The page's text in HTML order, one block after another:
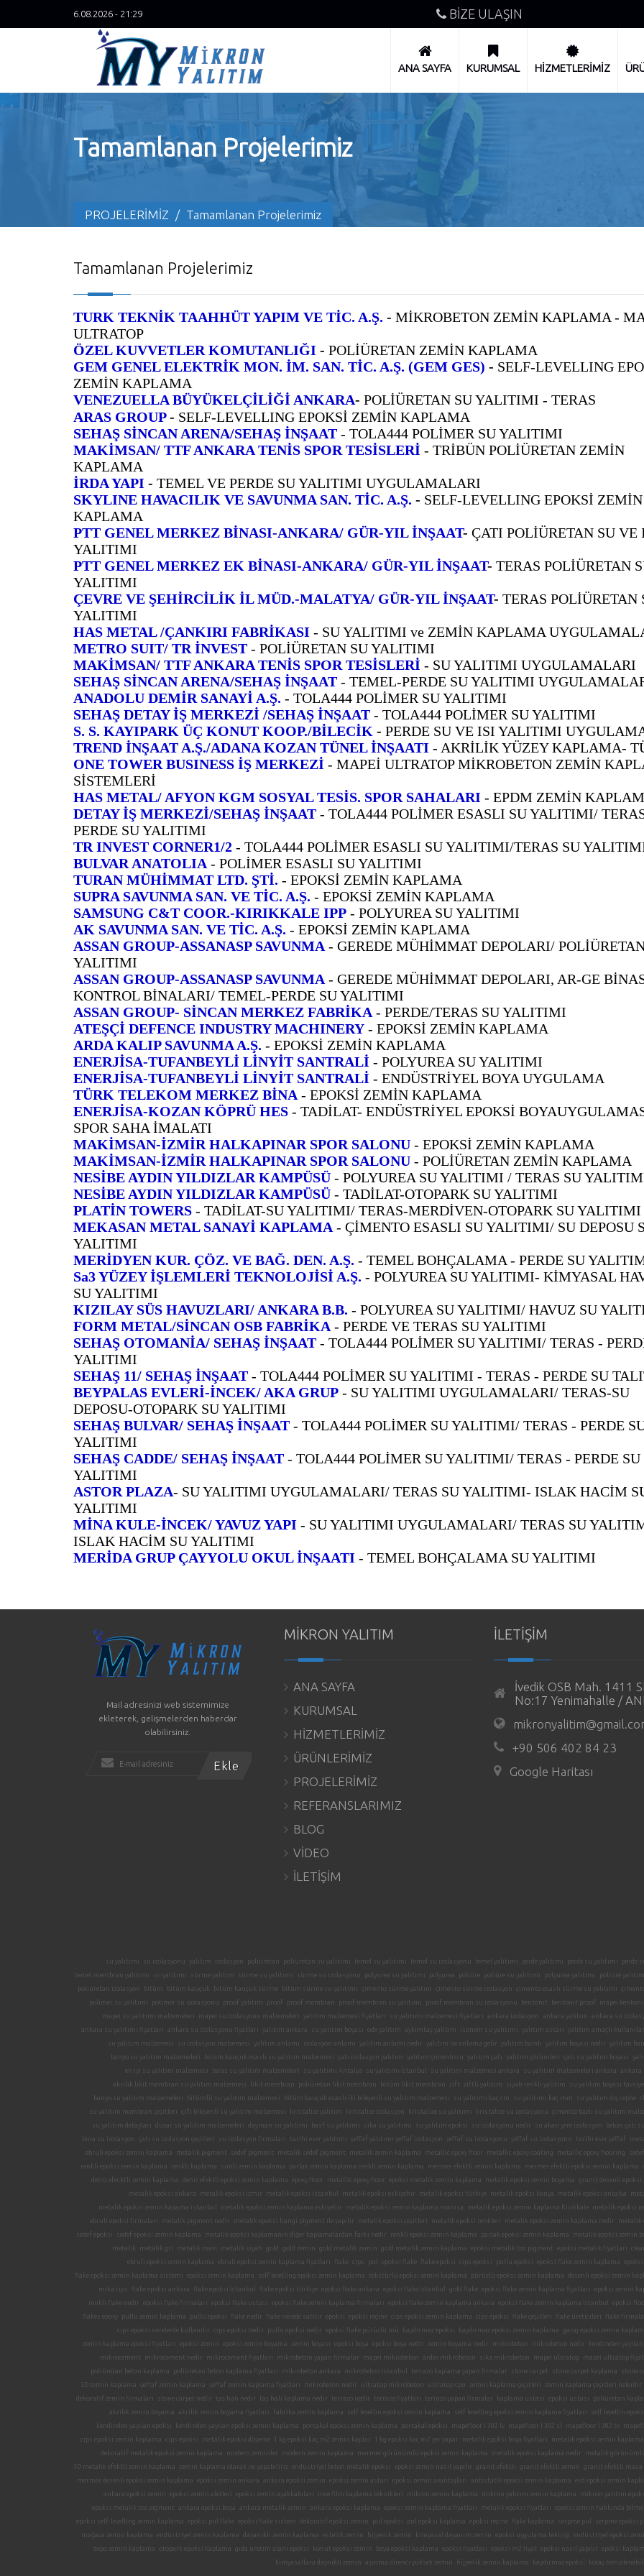
6.08.2026 - 21:29 BİZE ULAŞIN
ANA SAYFA KURUMSAL HİZMETLERİMİZ
Tamamlanan Projelerimiz
PROJELERİMİZ / Tamamlanan Projelerimiz
Tamamlanan Projelerimiz
TURK TEKNİK TAAHHÜT YAPIM VE TİC. A.Ş. - MİKROBETON ZEMİN KAPLAMA -
ULTRATOP
ÖZEL KUVVETLER KOMUTANLIĞI - POLİÜRETAN ZEMİN KAPLAMA
GEM GENEL ELEKTRİK MON. İM. SAN. TİC. A.Ş. (GEM GES) - SELF-LEVELLING
ZEMİN KAPLAMA
VENEZUELLA BÜYÜKELÇİLİĞİ ANKARA- POLİÜRETAN SU YALITIMI - TERAS
ARAS GROUP- SELF-LEVELLING EPOKSİ ZEMİN KAPLAMA
SEHAŞ SİNCAN ARENA/SEHAŞ İNŞAAT - TOLA444 POLİMER SU YALITIMI
MAKİMSAN/ TTF ANKARA TENİS SPOR TESİSLERİ - TRİBÜN POLİÜRETAN ZEMİN
KAPLAMA
İRDA YAPI - TEMEL VE PERDE SU YALITIMI UYGULAMALARI
SKYLINE HAVACILIK VE SAVUNMA SAN. TİC. A.Ş. - SELF-LEVELLING EPOKSİ ZEMİN
KAPLAMA
PTT GENEL MERKEZ BİNASI-ANKARA/ GÜR-YIL İNŞAAT- ÇATI POLİÜRETAN SU VE
YALITIMI
PTT GENEL MERKEZ EK BİNASI-ANKARA/ GÜR-YIL İNŞAAT- TERAS POLİÜRETAN
YALITIMI
ÇEVRE VE ŞEHİRCİLİK İL MÜD.-MALATYA/ GÜR-YIL İNŞAAT- TERAS POLİÜRETAN
YALITIMI
HAS METAL /ÇANKIRI FABRİKASI - SU YALITIMI ve ZEMİN KAPLAMA
METRO SUIT/ TR İNVEST - POLİÜRETAN SU YALITIMI
MAKİMSAN/ TTF ANKARA TENİS SPOR TESİSLERİ - SU YALITIMI UYGULAMALARI
SEHAŞ SİNCAN ARENA/SEHAŞ İNŞAAT - TEMEL-PERDE SU YALITIMI
ANADOLU DEMİR SANAYİ A.Ş. - TOLA444 POLİMER SU YALITIMI
SEHAŞ DETAY İŞ MERKEZİ /SEHAŞ İNŞAAT - TOLA444 POLİMER SU YALITIMI
S. S. KAYIPARK ÜÇ KONUT KOOP./BİLECİK - PERDE SU VE ISI YALITIMI
TREND İNŞAAT A.Ş./ADANA KOZAN TÜNEL İNŞAATI - AKRİLİK YÜZEY KAPLAMA-
ONE TOWER BUSINESS İŞ MERKEZİ - MAPEİ ULTRATOP MİKROBETON ZEMİN
SİSTEMLERİ
HAS METAL/ AFYON KGM SOSYAL TESİS. SPOR SAHALARI - EPDM ZEMİN
DETAY İŞ MERKEZİ/SEHAŞ İNŞAAT - TOLA444 POLİMER ESASLI SU YALITIMI/
PERDE SU YALITIMI
TR INVEST CORNER1/2 - TOLA444 POLİMER ESASLI SU YALITIMI/TERAS SU
BULVAR ANATOLIA - POLİMER ESASLI SU YALITIMI
TURAN MÜHİMMAT LTD. ŞTİ. - EPOKSİ ZEMİN KAPLAMA
SUPRA SAVUNMA SAN. VE TİC. A.Ş. - EPOKSİ ZEMİN KAPLAMA
SAMSUNG C&T COOR.-KIRIKKALE IPP - POLYUREA SU YALITIMI
AK SAVUNMA SAN. VE TİC. A.Ş. - EPOKSİ ZEMİN KAPLAMA
ASSAN GROUP-ASSANASP SAVUNMA - GEREDE MÜHİMMAT DEPOLARI/
YALITIMI
ASSAN GROUP-ASSANASP SAVUNMA - GEREDE MÜHİMMAT DEPOLARI, AR-GE
KONTROL BİNALARI/ TEMEL-PERDE SU YALITIMI
ASSAN GROUP- SİNCAN MERKEZ FABRİKA - PERDE/TERAS SU YALITIMI
ATEŞÇİ DEFENCE INDUSTRY MACHINERY - EPOKSİ ZEMİN KAPLAMA
ARDA KALIP SAVUNMA A.Ş. - EPOKSİ ZEMİN KAPLAMA
ENERJİSA-TUFANBEYLİ LİNYİT SANTRALİ - POLYUREA SU YALITIMI
ENERJİSA-TUFANBEYLİ LİNYİT SANTRALİ - ENDÜSTRİYEL BOYA UYGULAMA
TÜRK TELEKOM MERKEZ BİNA - EPOKSİ ZEMİN KAPLAMA
ENERJİSA-KOZAN KÖPRÜ HES - TADİLAT- ENDÜSTRİYEL EPOKSİ
SPOR SAHA İMALATI
MAKİMSAN-İZMİR HALKAPINAR SPOR SALONU - EPOKSİ ZEMİN KAPLAMA
MAKİMSAN-İZMİR HALKAPINAR SPOR SALONU - POLİÜRETAN ZEMİN KAPLAMA
NESİBE AYDIN YILDIZLAR KAMPÜSÜ - POLYUREA SU YALITIMI / TERAS SU
NESİBE AYDIN YILDIZLAR KAMPÜSÜ - TADİLAT-OTOPARK SU YALITIMI
PLATİN TOWERS - TADİLAT-SU YALITIMI/ TERAS-MERDİVEN-OTOPARK SU YALITIMI
MEKASAN METAL SANAYİ KAPLAMA - ÇİMENTO ESASLI SU YALITIMI/ SU DEPOSU
YALITIMI
MERİDYEN KUR. ÇÖZ. VE BAĞ. DEN. A.Ş. - TEMEL BOHÇALAMA - PERDE SU
Sa3 YÜZEY İŞLEMLERİ TEKNOLOJİSİ A.Ş. - POLYUREA SU YALITIMI- KİMYASAL
SU YALITIMI
KIZILAY SÜS HAVUZLARI/ ANKARA B.B. - POLYUREA SU YALITIMI/ HAVUZ SU
FORM METAL/SİNCAN OSB FABRİKA - PERDE VE TERAS SU YALITIMI
SEHAŞ OTOMANİA/ SEHAŞ İNŞAAT - TOLA444 POLİMER SU YALITIMI/ TERAS -
YALITIMI
SEHAŞ 11/ SEHAŞ İNŞAAT - TOLA444 POLİMER SU YALITIMI - TERAS - PERDE SU
BEYPALAS EVLERİ-İNCEK/ AKA GRUP - SU YALITIMI UYGULAMALARI/ TERAS-SU
DEPOSU-OTOPARK SU YALITIMI
SEHAŞ BULVAR/ SEHAŞ İNŞAAT - TOLA444 POLİMER SU YALITIMI/ TERAS - PERDE
YALITIMI
SEHAŞ CADDE/ SEHAŞ İNŞAAT - TOLA444 POLİMER SU YALITIMI/ TERAS - PERDE SU
YALITIMI
ASTOR PLAZA- SU YALITIMI UYGULAMALARI/ TERAS SU YALITIMI- ISLAK HACİM
YALITIMI
MİNA KULE-İNCEK/ YAVUZ YAPI - SU YALITIMI UYGULAMALARI/ TERAS SU
ISLAK HACİM SU YALITIMI
MERİDA GRUP ÇAYYOLU OKUL İNŞAATI - TEMEL BOHÇALAMA SU YALITIMI
Mail adresinizi web sistemimize
ekleterek, gelişmelerden haberdar
olabilirsiniz.
MİKRON YALITIM
ANA SAYFA
KURUMSAL
HİZMETLERİMİZ
ÜRÜNLERİMİZ
PROJELERİMİZ
REFERANSLARIMIZ
BLOG
VİDEO
İLETİŞİM
İLETİŞİM
İvedik OSB Mah. 1411
No:17 Yenimahalle /
+90 506 402 84 23
Google Haritası
su yalıtımı su izolasyonu yalıtım izolasyon poliüretan poliüretan su yalıtımı temel su yalıtımı temel su izolasyonu temel yalıtımı perde yalıtımı perde su yalıtımı perde
temel membran yalıtımı
ısı yalıtımı sürme yalıtım sürme su yalıtımı sürme su izolasyonu polyurea su yalıtımı polyurea poliüre poliüre su yalıtımı polyurea yalıtımı poliüre
poliüretan izolasyon
bitüm bitüm kauçuk bitüm kauçuk sürme bitüm sürme su yalıtımı çimento sürme yalıtım çimento sürme izolasyon çimento esaslı sürme su yalıtımı
polimer su yalıtımı
polimer su izolasyonu proof yalıtım proof proof membran proof membran su yalıtımı proof membran su izolasyonu bentonit bentonit proof mapei bentonit
mapei su yalıtımı malzemeleri
mapei su izolasyonu malzemeleri yalıtım malzemesi fiyatları su yalıtımı malzemesi fiyatları ankara izolasyon ankara yalıtım ankara su
ankara su yalıtımı fiyatları ankara su izolasyonu fiyatları yalıtım ankara su yalıtım boyası ode yalıtım aykimtaş yalıtım isonem su yalıtımı yalıtım astarı yalıtım amaçlı
su yalıtım malzemesi
su izolasyon malzemesi yalıtım anlamı izolasyon anlamı yalıtım anlamı nedir yalıtım ne anlama gelir yalıtım bandı yalıtım boyası nedir yalıtım
banyo su yalıtım malzemeleri
bitüm kauçuk esaslı su yalıtım malzemesi çatı izolasyon yalıtım yalıtım çimentosu yalıtım çatı yalıtım çözümleri çatı su yalıtım boyası
en iyi su yalıtım malzemesi
teras su yalıtım malzemeleri su yalıtımı Antalya su yalıtımı İstanbul su yalıtım malzemesi ankara su yalıtım malzemeleri ankara ankara
akrilik likit membran su yalıtım malzemesi
likit membran poliüretan likit membran bitüm likit membran zift ziftli yalıtım siyah renkli yalıtım su yalıtım boyası tavsiye
banyo su yalıtım malzemeleri
bitümlü su yalıtım malzemesi bitüm kauçuk esaslı iki bileşenli su yalıtım malzemesi su yalıtımı kaç cm su yalıtımı kaç mm su yalıtım dış cephe
su yalıtım membran çeşitleri çift bileşenli su yalıtım malzemesi kristalize yalıtım kristalize izolasyon kristalize su yalıtımı kristalize su izolasyonu çimento bazlı su yalıtım
su yalıtım detayları duvar su yalıtım malzemeleri dayman su yalıtımı basf su yalıtımı sika su yalıtımı su yalıtım epoksi su izolasyonu nedir su akan yere izolasyon beton çatı
bina su izolasyon çatı su izolasyon çeşitleri su izolasyon firmaları tarihi eser yalıtımı şeffaf yalıtımı şeffaf izolasyon şeffaf su izolasyonu şeffaf su izolasyonu tarihi eser şeffaf
ebruli epoksi zemin kaplama
metalik pigment sedef pigment metalik sedef pigment metalik zemin kaplama metallic epoxy floor metallic epoxy coating metallic epoxy flooring
renkli epoksi zemin kaplama
renkli kaplama simli zemin kaplama parlak zemin kaplama renkli zemin kaplama mermer efektli zemin kaplama mermer efektli epoksi zemin kaplama
deniz efecktli zemin kaplama deniz efektli epoksi zemin kaplama epoxy floor metallic epoxy floor epoksi metalik zemin kaplama metalik epoksi zemin boyama granit desenli epoksi
metalik epoksi ankara
metalik epoksi izmir metalik epoksi istanbul metalik epoksi eskişehir metalik epoksi türkiye metalik epoksi konya metalik epoksi antalya
metalik epoksi zemin kapama istanbul
metalik epoksi zemin kaplama eskişehir metalik epoksi zemin kaplama manisa metalik epoksi zemin kaplama Kırıkkale metalik epoksi
ebruli epoksi firmaları
metalik pigment nedir metalik epoksi hangi pigment ile yapılır metalik epoksi çeşitleri metalik epoksi renkleri metalik epoksi zemin kaplama nedir metalik
sedef epoksi
sedef epoksi zemin kaplama metalik epoksi kaplamanın diğer kaplamalardan farkı nedir renkli epoksi zemin kaplama parlak epoksi zemin kaplama metalik epoksi zemin
metalik
metalik gri metalik mavi metalik siyah gold gold zemin gold metalik zemin gold metalik zemin kaplama epoksi metalik toz pigment epoksi metalik fiyatları
ebruli epoksi zemin kaplama ebruli epoksi zemin kaplama fiyatları flake cips pul epoksi flake flake epoksi cips epoksi pullu epoksi epoksi flake zemin kaplama
flake epoksi zemin kaplama sistemi epoksi zemin kaplama self levelling epoksi zemin kaplama tekstürlü epoksi zemin kaplama pürüzlü epoksi zemin kaplama desenli epoksi zemin
mika cips
flake epoksi ankara flake epoksi İstanbul flake epoksi türkiye epoksi flake ankara epoksi flake İstanbul gold flake epoksi flake zemin kaplama fiyatları epoksi zemin
renkli flake nedir
epoksi flake firmaları epoksi flake ustası epoksi flake zemin kaplama firmaları epoksi flake zemin kaplama ankara epoksi flake zemin kaplama İstanbul epoksi
flakes epoxy
pullu zemin kaplama pullu epoksi flake nedir flake nerede satılır epoksi epoksi reçine cips epoksi zemin kaplama cips epoksi flake çeşitleri flake üreticileri flake
cips epoksi nerelerde kullanılır
cips epoksi nedir pullu epoksi nedir epoksi flake pürüzlü mü kaydırmaz epoksi kaydırmaz epoksi zemin kaplama garaj epoksi zemin
zemin kaplama epoksi fiyatları epoksi zemin epoksi zemin boyama zemin boyası epoksi boya epoksi boya nedir zemin boyama nedir mikrobeton mikrobeton nedir kendinden yayılan
mikrocement
mikrocement nedir mikrocement fiyatları mikrobeton yapan firmalar mapei mikrobeton ardex mikrobeton sika mikrobeton mapei ultratop mapei ultratop
poliüretan beton kaplama
poliüretan beton kaplama fiyatları mikrobeton ankara mikrobeton İstanbul terrazo kaplama yapan firmalar stone carpet stone carpet kaplama stone
3D zemin kaplama
şeffaf zemin kaplama şeffaf zemin kaplama fiyatları mikrobeton nedir ultratop mikrobeton ultratop cpu zemin kaplama çeşitleri zemin kaplama çeşitleri nelerdir
dekoratif zemin firmaları
stone carpet nedir taş halı nedir taş halı kaplama nedir terrazo nedir terrazo fiyatları terrazo yapan firmalar kaplama ustası epoksi ustası poliüretan
akrilik zemin boyama akrilik zemin boyama fiyatları fabrika zemin kaplama self levellin epoksi zemin kaplama self levelling epoksi zemin kaplama fiyatları self levellin
kendinden yayılan epoksi
kendinden yayılan epoksi zemin kaplama portakal epoksi zemin kaplama portakal epoksi mapefloor I 302 lv mapefloor I 302 sl mapefloor I 302 tx
cips epoksi zemin kaplama cips epoksi metalik epoksi döşeme 1 kg epoksi kaç m2 zemin kaplar 1 kg epoksi kaç m2 yer yapar metalik epoksi boya fiyatları metalik epoksi zemin
dekoratif metalik epoksi zemin kaplama
modern zeminler modern zemin kaplama mermer görünümlü epoksi zemin kaplama metalik epoksi kaplama nedir metalik
3D metalik efektli zemin kaplama
zemin kaplama olarak ne yapabiliriz endüstriyel beton metalik epoksi epoksi zemin nasıl yapılır granit efektli granit efektli zemin granit efektli masa
mermer desenli epoksi zemin kaplama epoksi zemin ankara ankara epoksi zemin epoksi zemin astarı epoksi zemin avantajları antistatik epoksi zemin kaplama esd epoksi zemin
ankara epoksi zemin epoksi zemin aletleri epoksi zemin ayakkabıları ince film kaplama teknikleri mikron zemin kaplama mikron yalıtım zemin kaplama mikron yalıtım
epoksi metalik toz pigment
ankara epoksi boya ankara metalik zemin ankara epoksi kaplama epoksi zemin kaplama fiyatları metalik epoksi fiyatları epoksi zemin hakkında
epoksi self-levelling zemin kaplama epoksi pul flake epoksi flake sistem dekoratif epoksi zemin pul epoksi pul epoksi kaplama epoksi reçine flake kaplama serpme pul serpme epoksi
mağaza zemin kaplama endüstriyel zemin kaplama dayanıklı zemin kaplama estetik zemin hijyenik zemin kimyasal dayanım zemin epoksi uygulama tekniği endüstriyel epoksi
depo zemin kaplama otopark epoksi kaplama gıda üretim alanı epoksi konut epoksi zemin boya epoksi kaplama epoksi fiyatları epoksi m2 fiyat epoksi nasıl yapılır epoksi
kimyasallara daynıklı zemin aşınma direnci yüksek zemin hijyenik zemin kaplama kaydırmaz epoksi kolay